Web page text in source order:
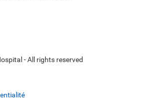
- All rights reserved